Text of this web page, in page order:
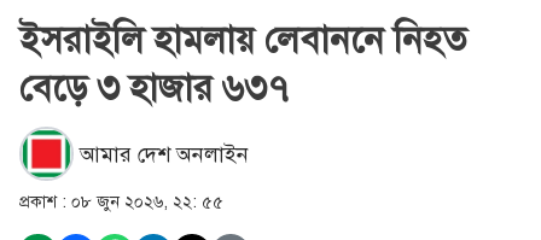
ইসরাইলি হামলায় লেবাননে নিহত
বেড়ে ৩ হাজার ৬৩৭
আমার দেশ অনলাইন
প্রকাশ : ০৮ জুন ২০২৬, ২২: ৫৫